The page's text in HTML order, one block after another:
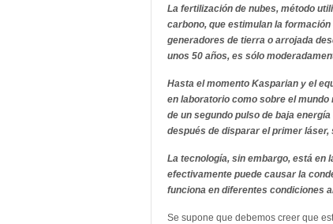
La fertilización de nubes, método
carbono, que estimulan la
generadores de tierra o arrojada
unos 50 años, es sólo
Hasta el momento Kasparian y el
en laboratorio como sobre el mundo
de un segundo pulso de baja
después de disparar el primer
La tecnología, sin embargo, está
efectivamente puede causar la
funciona en diferentes condiciones
Se supone que debemos creer que